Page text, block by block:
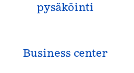
pysäköinti
Business center